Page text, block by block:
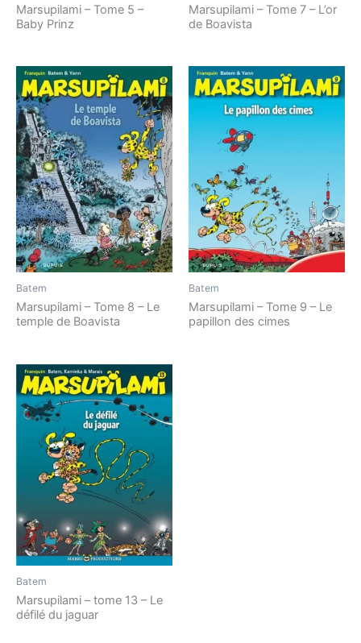
Marsupilami – Tome 5 –
Baby Prinz
Marsupilami – Tome 7 – L’or
de Boavista
Batem
Marsupilami – Tome 8 – Le
temple de Boavista
Batem
Marsupilami – Tome 9 – Le
papillon des cimes
Batem
Marsupilami – tome 13 – Le
défilé du jaguar